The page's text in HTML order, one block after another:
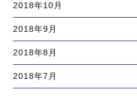
2018年10月
2018年9月
2018年8月
2018年7月